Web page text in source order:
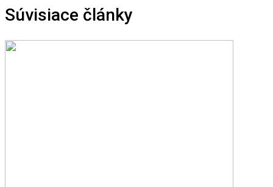
Súvisiace články